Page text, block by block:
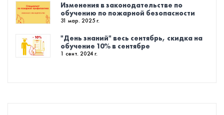
Изменения в законодательстве по
обучению по пожарной безопасности
31 мар. 2025 г.
"День знаний" весь сентябрь, скидка на
обучение 10% в сентябре
1 сент. 2024 г.